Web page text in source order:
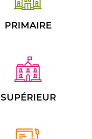
PRIMAIRE
SUPÉRIEUR